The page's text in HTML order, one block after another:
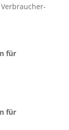
für
für